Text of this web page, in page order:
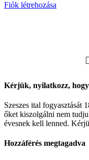
Fiók létrehozása
Kérjük, nyilatkozz,
Szeszes ital fogyasztását
őket kiszolgálni nem
évesnek kell lenned.
Hozzáférés megtagadva